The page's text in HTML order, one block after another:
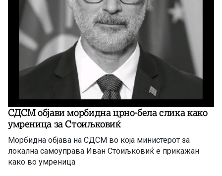
СДСМ објави морбидна црно-бела слика како
умреница за Стоиљковиќ
Морбидна објава на СДСМ во која министерот за
локална самоуправа Иван Стоиљковиќ е прикажан
како во умреница